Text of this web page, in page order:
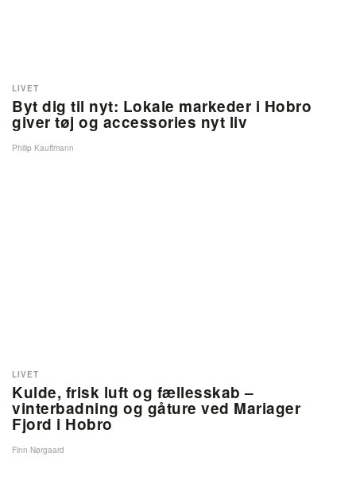
Byt dig til nyt: Lokale markeder i Hobro
giver tøj og accessories nyt liv
LIVET
Philip Kauffmann
Kulde, frisk luft og fællesskab –
vinterbadning og gåture ved Mariager
Fjord i Hobro
LIVET
Finn Nørgaard